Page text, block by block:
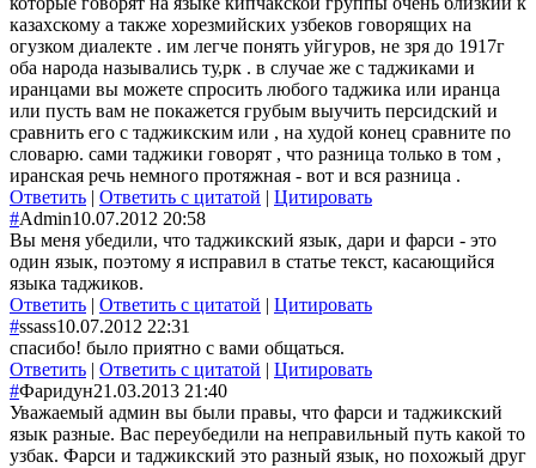
казахскому а также хорезмийских узбеков говорящих на
огузком диалекте . им легче понять уйгуров, не зря до 1917г
оба народа назывались ту,рк . в случае же с таджиками и
иранцами вы можете спросить любого таджика или иранца
или пусть вам не покажется грубым выучить персидский и
сравнить его с таджикским или , на худой конец сравните по
словарю. сами таджики говорят , что разница только в том ,
иранская речь немного протяжная - вот и вся разница .
Ответить | Ответить с цитатой | Цитировать
#Admin10.07.2012 20:58
Вы меня убедили, что таджикский язык, дари и фарси - это
один язык, поэтому я исправил в статье текст, касающийся
языка таджиков.
Ответить | Ответить с цитатой | Цитировать
#ssass10.07.2012 22:31
спасибо! было приятно с вами общаться.
Ответить | Ответить с цитатой | Цитировать
#Фаридун21.03.2013 21:40
Уважаемый админ вы были правы, что фарси и таджикский
язык разные. Вас переубедили на неправильный путь какой то
узбак. Фарси и таджикский это разный язык, но похожый друг